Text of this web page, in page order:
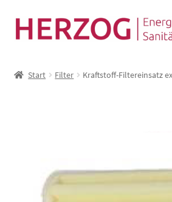
Zur
Navigation
Zum
Inhalt
BHKW-Ersatzteile
Kasse
Start Filter Kraftstoff-Filtereinsatz